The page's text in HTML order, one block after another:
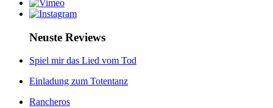
Neuste Reviews
Spiel mir das Lied vom Tod
Einladung zum Totentanz
Rancheros